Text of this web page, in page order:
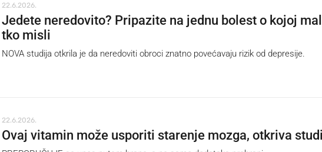
22.6.2026.
Jedete neredovito? Pripazite na jednu bolest o kojoj
tko misli
NOVA studija otkrila je da neredoviti obroci znatno povećavaju rizik od depresije.
22.6.2026.
Ovaj vitamin može usporiti starenje mozga, otkriva